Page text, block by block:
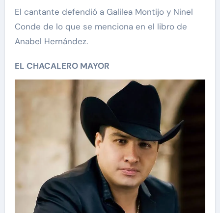
El cantante defendió a Galilea Montijo y Ninel
Conde de lo que se menciona en el libro de
Anabel Hernández.
EL CHACALERO MAYOR